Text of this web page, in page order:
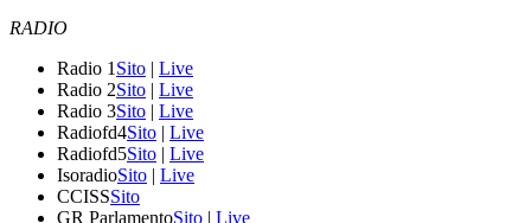
RADIO
Radio 1 Sito | Live
Radio 2Sito | Live
Radio 3Sito | Live
Radiofd4Sito | Live
Radiofd5Sito | Live
IsoradioSito | Live
CCISSSito
GR ParlamentoSito | Live